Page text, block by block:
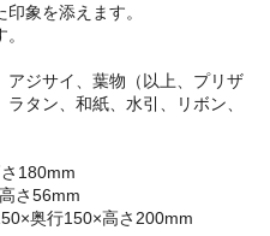
象を添えます。
アジサイ、葉物（以上、プリザ
タン、和紙、水引、リボン、
180mm
さ56mm
奥行150×高さ200mm